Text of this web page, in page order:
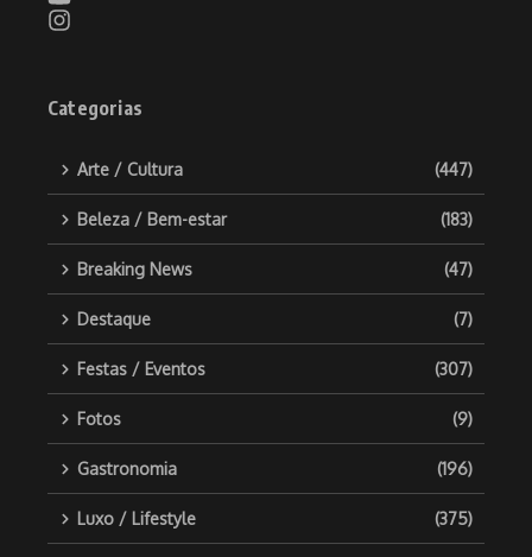
Categorias
Arte / Cultura (447)
Beleza / Bem-estar (183)
Breaking News (47)
Destaque (7)
Festas / Eventos (307)
Fotos (9)
Gastronomia (196)
Luxo / Lifestyle (375)